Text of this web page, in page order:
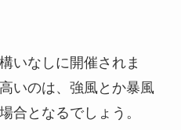
いなしに開催されま
いのは、強風とか暴風
合となるでしょう。